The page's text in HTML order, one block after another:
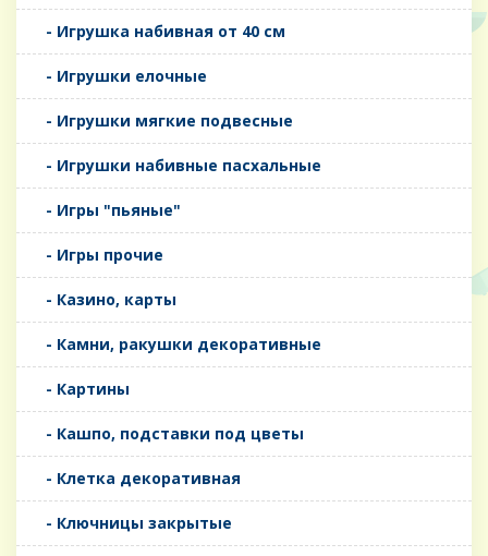
- Игрушка набивная от 40 см
- Игрушки елочные
- Игрушки мягкие подвесные
- Игрушки набивные пасхальные
- Игры "пьяные"
- Игры прочие
- Казино, карты
- Камни, ракушки декоративные
- Картины
- Кашпо, подставки под цветы
- Клетка декоративная
- Ключницы закрытые